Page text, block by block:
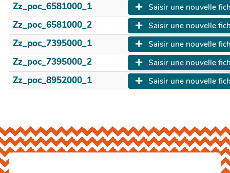
Zz_poc_6581000_1 Saisir une nouvelle
Zz_poc_6581000_2 Saisir une nouvelle
Zz_poc_7395000_1 Saisir une nouvelle
Zz_poc_7395000_2 Saisir une nouvelle
Zz_poc_8952000_1 Saisir une nouvelle